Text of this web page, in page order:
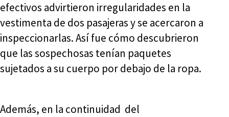
efectivos advirtieron irregularidades en la
vestimenta de dos pasajeras y se acercaron a
inspeccionarlas. Así fue cómo descubrieron
que las sospechosas tenían paquetes
sujetados a su cuerpo por debajo de la ropa.
Además, en la continuidad del